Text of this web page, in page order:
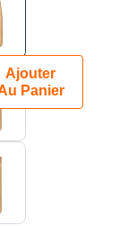
Ajouter
Panier